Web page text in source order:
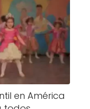
en América